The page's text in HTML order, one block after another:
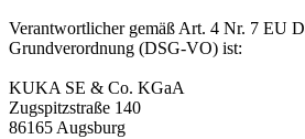
Verantwortlicher gemäß Art. 4 Nr. 7 EU
Grundverordnung (DSG-VO) ist:
KUKA SE & Co. KGaA
Zugspitzstraße 140
86165 Augsburg